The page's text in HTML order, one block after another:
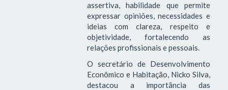
assertiva, habilidade que permite
expressar opiniões, necessidades e
ideias com clareza, respeito e
objetividade, fortalecendo as
relações profissionais e pessoais.
O secretário de Desenvolvimento
Econômico e Habitação, Nicko Silva,
destacou a importância das